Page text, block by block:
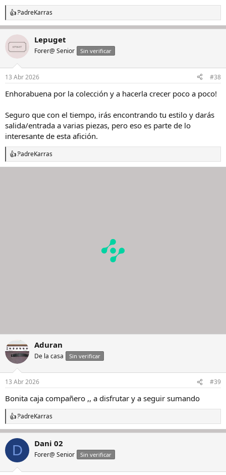
R
e
c
c
i
e
:
PadreKarras
Lepuget
Forer@ Senior Sin verificar
13 Abr 2026 #38
Enhorabuena por la colección y a hacerla crecer poco a poco!
Seguro que con el tiempo, irás encontrando tu estilo y darás
salida/entrada a varias piezas, pero eso es parte de lo
interesante de esta afición.
R
e
PadreKarras
Aduran
De la casa Sin verificar
13 Abr 2026 #39
Bonita caja compañero ,, a disfrutar y a seguir sumando
R
e
c
i
PadreKarras
D Dani 02
Forer@ Senior Sin verificar